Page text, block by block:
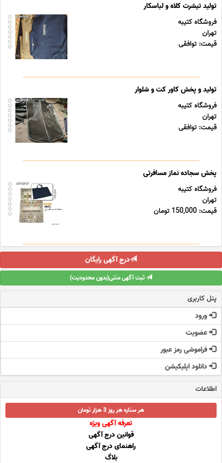
تولید تیشرت کلاه و لباسکار
فروشگاه کتیبه
تهران
قیمت: توافقی
تولید و پخش کاور کت و شلوار
فروشگاه کتیبه
تهران
قیمت: توافقی
پخش سجاده نماز مسافرتی
فروشگاه کتیبه
تهران
قیمت: 150,000 تومان
درج آگهی رایگان
ثبت آگهی متنی(بدون محدودیت)
پنل کاربری
ورود
عضویت
فراموشی رمز عبور
دانلود اپلیکیشن
اطلاعات
هر ستاره هر روز 3 هزار تومان
تعرفه آگهی ویژه
قوانین درج آگهی
راهنمای درج آگهی
بلاگ